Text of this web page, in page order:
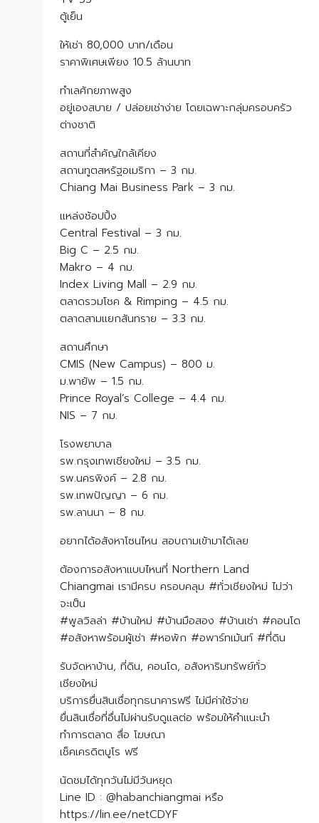
ตู้เย็น
ให้เช่า 80,000 บาท/เดือน
ราคาพิเศษเพียง 10.5 ล้านบาท
ทำเลศักยภาพสูง
อยู่เองสบาย / ปล่อยเช่าง่าย โดยเฉพาะกลุ่มครอบครัว
ต่างชาติ
สถานที่สำคัญใกล้เคียง
สถานทูตสหรัฐอเมริกา – 3 กม.
Chiang Mai Business Park – 3 กม.
แหล่งช้อปปิ้ง
Central Festival – 3 กม.
Big C – 2.5 กม.
Makro – 4 กม.
Index Living Mall – 2.9 กม.
ตลาดรวมโชค & Rimping – 4.5 กม.
ตลาดสามแยกสันทราย – 3.3 กม.
สถานศึกษา
CMIS (New Campus) – 800 ม.
ม.พายัพ – 1.5 กม.
Prince Royal’s College – 4.4 กม.
NIS – 7 กม.
โรงพยาบาล
รพ.กรุงเทพเชียงใหม่ – 3.5 กม.
รพ.นครพิงค์ – 2.8 กม.
รพ.เทพปัญญา – 6 กม.
รพ.ลานนา – 8 กม.
อยากได้อสังหาโซนไหน สอบถามเข้ามาได้เลย
ต้องการอสังหาแบบไหนที่ Northern Land
Chiangmai เรามีครบ ครอบคลุม #ทั่วเชียงใหม่ ไม่ว่า
จะเป็น
#พูลวิลล่า #บ้านใหม่ #บ้านมือสอง #บ้านเช่า #คอนโด
#อสังหาพร้อมผู้เช่า #หอพัก #อพาร์ทเม้นท์ #ที่ดิน
รับจัดหาบ้าน, ที่ดิน, คอนโด, อสังหาริมทรัพย์ทั่ว
เชียงใหม่
บริการยื่นสินเชื่อทุกธนาคารฟรี ไม่มีค่าใช้จ่าย
ยื่นสินเชื่อที่อื่นไม่ผ่านรับดูแลต่อ พร้อมให้คำแนะนำ
ทำการตลาด สื่อ โฆษณา
เช็คเครดิตบูโร ฟรี
นัดชมได้ทุกวันไม่มีวันหยุด
Line ID : @habanchiangmai หรือ
https://lin.ee/netCDYF